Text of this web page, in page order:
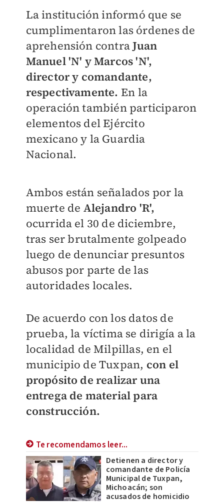
​La institución informó que se
cumplimentaron las órdenes de
aprehensión contraJuan
Manuel 'N' y Marcos 'N',
director y comandante,
respectivamente. En la
operación también participaron
elementos del Ejército
mexicano y la Guardia
Nacional.
Ambos están señalados por la
muerte de Alejandro 'R',
ocurrida el 30 de diciembre,
tras ser brutalmente golpeado
luego de denunciar presuntos
abusos por parte de las
autoridades locales.
De acuerdo con los datos de
prueba, la víctima se dirigía a la
localidad de Milpillas, en el
municipio de Tuxpan, con el
propósito de realizar una
entrega de material para
construcción.
Te recomendamos leer...
Detienen a director y
comandante de Policía
Municipal de Tuxpan,
Michoacán; son
acusados de homicidio